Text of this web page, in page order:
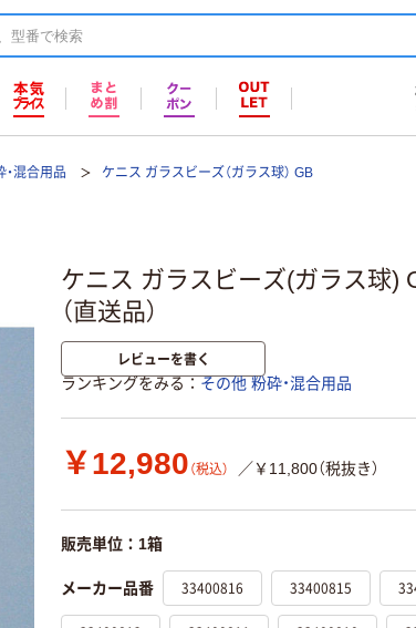
混合用品 ケニス ガラスビーズ（ガラス球） GB
ケニス ガラスビーズ(ガラス球)
（直送品）
レビューを書く
ランキングをみる その他 粉砕・混合用品
￥12,980 （税込） ／￥11,800（税抜き）
販売単位：1箱
メーカー品番 33400816 33400815